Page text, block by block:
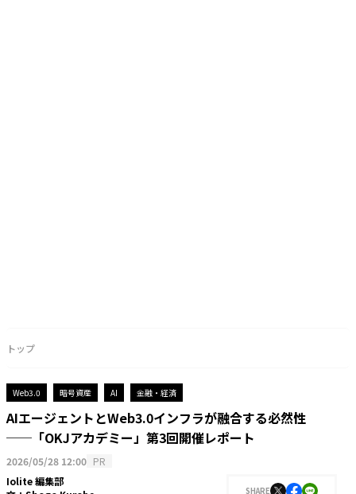
トップ
Web3.0 暗号資産 AI 金融・経済
AIエージェントとWeb3.0インフラが融合する必然性
──「OKJアカデミー」第3回開催レポート
2026/05/28 12:00 PR
Iolite 編集部
SHARE